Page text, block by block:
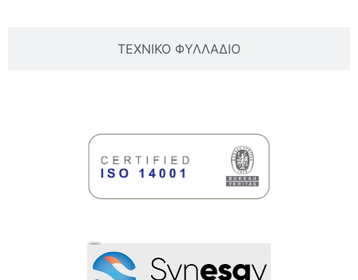
ΤΕΧΝΙΚΟ ΦΥΛΛΑΔΙΟ